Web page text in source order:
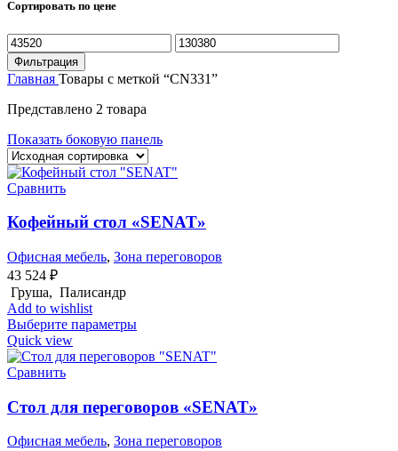
Сортировать по цене
Минимальная
цена
Максимальная
цена
Фильтрация
Главная Товары с меткой “CN331”
Представлено 2 товара
Показать боковую панель
Сравнить
Кофейный стол «SENAT»
Офисная мебель, Зона переговоров
43 524 ₽
Груша, Палисандр
Add to wishlist
Выберите параметры
Quick view
Сравнить
Стол для переговоров «SENAT»
Офисная мебель, Зона переговоров